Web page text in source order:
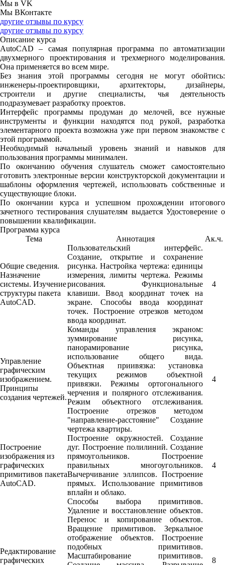
Мы в VK
Мы ВКонтакте
другие отзывы по курсу
другие отзывы по курсу
Описание курса
AutoCAD– самая популярная программа по автоматизации
двухмерного проектирования и трехмерного моделирования.
Она применяется во всем мире.
Без знания этой программы сегодня не могут обойтись:
инженеры-проектировщики, архитекторы, дизайнеры,
строители и другие специалисты, чья деятельность
подразумевает разработку проектов.
Интерфейс программы продуман до мелочей, все нужные
инструменты и функции находятся под рукой, разработка
элементарного проекта возможна уже при первом знакомстве с
этой программой.
Необходимый начальный уровень знаний и навыков для
пользования программы минимален.
По окончанию обучения слушатель сможет самостоятельно
готовить электронные версии конструкторской документации и
шаблоны оформления чертежей, использовать собственные и
существующие блоки.
По окончании курса и успешном прохождении итогового
зачетного тестирования слушателям выдается Удостоверение о
повышении квалификации.
Программа курса
Тема
Аннотация Ак.ч.
Общие сведения.
Назначение
системы. Изучение
структуры пакета
AutoCAD.
Пользовательский интерфейс.
Создание, открытие и сохранение
рисунка. Настройка чертежа: единицы
измерения, лимиты чертежа. Режимы
рисования. Функциональные
клавиши. Ввод координат точек на
экране. Способы ввода координат
точек. Построение отрезков методом
ввода координат.
4
Управление
графическим
изображением.
Принципы
создания чертежей.
Команды управления экраном:
зуммирование рисунка,
панорамирование рисунка,
использование общего вида.
Объектная приивязка: установка
текущих режимов объектной
привязки. Режимы ортогонального
черчения и полярного отслеживания.
Режим объектного отслеживания.
Построение отрезков методом
"направление-расстояние" Создание
чертежа квартиры.
4
Построение
изображения из
графических
примитивов пакета
AutoCAD.
Построение окружностей. Создание
дуг. Построение полилиний. Создание
прямоугольников. Построение
правильных многоугольников.
Вычерчивание эллипсов. Построение
прямых. Использование примитивов
вплайн и облако.
4
Редактирование
графических
Способы выбора примитивов.
Удаление и восстановление объектов.
Перенос и копирование объектов.
Вращение примитивов. Зеркальное
отображение объектов. Построение
подобных примитивов.
Масштабирование примитивов.
8